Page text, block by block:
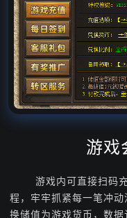
游戏
游戏内可直接扫码
程，牢牢抓紧每一笔冲
换储值为游戏货币，数